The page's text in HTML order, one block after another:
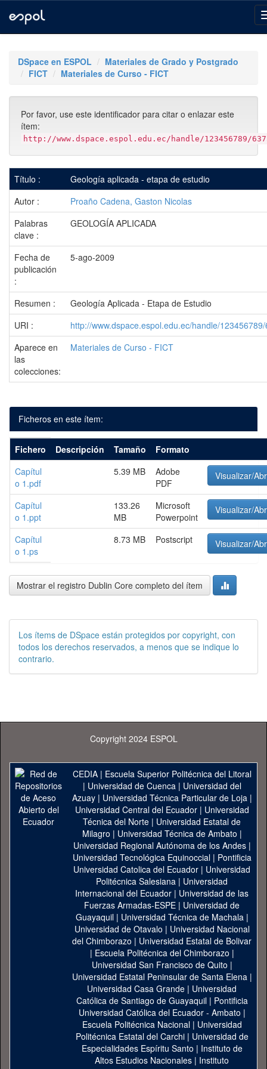
navigationDSpace en ESPOL
Materiales de Grado y Postgrado
FICT
Materiales de Curso - FICT
Por favor, use este identificador para citar o enlazar este
ítem:
http://www.dspace.espol.edu.ec/handle/123456789/
Título :
Geología aplicada - etapa de estudio
Autor :
Proaño Cadena, Gaston Nicolas
Palabras
clave :
GEOLOGÍA APLICADA
Fecha de
publicación
:
5-ago-2009
Resumen :
Geología Aplicada - Etapa de Estudio
URI :
http://www.dspace.espol.edu.ec/handle/
Aparece en
las
colecciones:
Materiales de Curso - FICT
Ficheros en este ítem:
Fichero Descripción Tamaño
Formato
Capítul
o 1.pdf
5.39 MB
Adobe
PDF
Visualizar/
Capítul
o 1.ppt
133.26
MB
Microsoft
Powerpoint
Visualizar/
Capítul
o 1.ps
8.73 MB Postscript Visualizar/
Mostrar el registro Dublin Core completo del ítem
Los ítems de DSpace están protegidos por copyright, con
todos los derechos reservados, a menos que se indique lo
contrario.
Copyright 2024 ESPOL
CEDIA| Escuela Superior Politécnica del Litoral
| Universidad de Cuenca| Universidad del
Azuay| Universidad Técnica Particular de Loja|
Universidad Central del Ecuador| Universidad
Técnica del Norte | Universidad Estatal de
Milagro | Universidad Técnica de Ambato |
Universidad Regional Autónoma de los Andes|
Universidad Tecnológica Equinoccial| Pontificia
Universidad Catolica del Ecuador | Universidad
Politécnica Salesiana | Universidad
Internacional del Ecuador | Universidad de las
Fuerzas Armadas-ESPE | Universidad de
Guayaquil| Universidad Técnica de Machala|
Universidad de Otavalo | Universidad Nacional
del Chimborazo | Universidad Estatal de Bolivar
| Escuela Politécnica del Chimborazo |
Universidad San Francisco de Quito |
Universidad Estatal Peninsular de Santa Elena|
Universidad Casa Grande | Universidad
Católica de Santiago de Guayaquil| Pontificia
Universidad Católica del Ecuador - Ambato |
Escuela Politécnica Nacional| Universidad
Politécnica Estatal del Carchi| Universidad de
Especialidades Espíritu Santo | Instituto de
Altos Estudios Nacionales | Instituto